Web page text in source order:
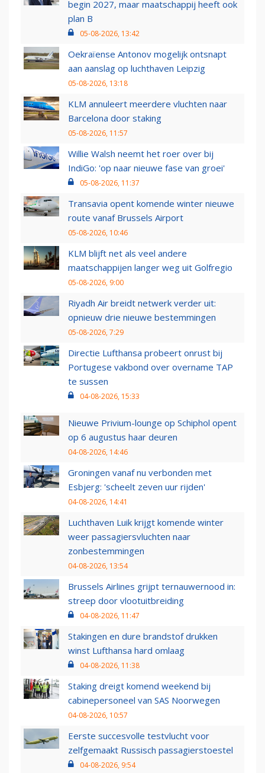
begin 2027, maar maatschappij heeft ook
plan B
05-08-2026, 13:42
Oekraïense Antonov mogelijk ontsnapt
aan aanslag op luchthaven Leipzig
05-08-2026, 13:18
KLM annuleert meerdere vluchten naar
Barcelona door staking
05-08-2026, 11:57
Willie Walsh neemt het roer over bij
IndiGo: 'op naar nieuwe fase van groei'
05-08-2026, 11:37
Transavia opent komende winter nieuwe
route vanaf Brussels Airport
05-08-2026, 10:46
KLM blijft net als veel andere
maatschappijen langer weg uit Golfregio
05-08-2026, 9:00
Riyadh Air breidt netwerk verder uit:
opnieuw drie nieuwe bestemmingen
05-08-2026, 7:29
Directie Lufthansa probeert onrust bij
Portugese vakbond over overname TAP
te sussen
04-08-2026, 15:33
Nieuwe Privium-lounge op Schiphol opent
op 6 augustus haar deuren
04-08-2026, 14:46
Groningen vanaf nu verbonden met
Esbjerg: 'scheelt zeven uur rijden'
04-08-2026, 14:41
Luchthaven Luik krijgt komende winter
weer passagiersvluchten naar
zonbestemmingen
04-08-2026, 13:54
Brussels Airlines grijpt ternauwernood in:
streep door vlootuitbreiding
04-08-2026, 11:47
Stakingen en dure brandstof drukken
winst Lufthansa hard omlaag
04-08-2026, 11:38
Staking dreigt komend weekend bij
cabinepersoneel van SAS Noorwegen
04-08-2026, 10:57
Eerste succesvolle testvlucht voor
zelfgemaakt Russisch passagierstoestel
04-08-2026, 9:54